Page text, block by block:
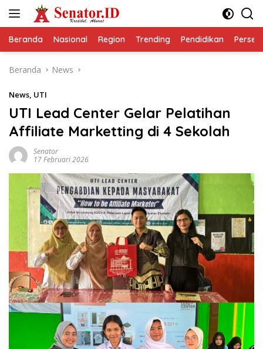
Beranda Nasional Region Trending Pendidikan
Beranda News
News, UTI
UTI Lead Center Gelar Pelatihan
Affiliate Marketting di 4 Sekolah
Senator
17 Februari 2026